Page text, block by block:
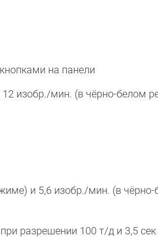
на панели
изобр./мин. (в чёрно-белом
и 5,6 изобр./мин. (в чёрно-
разрешении 100 т/д и 3,5 сек